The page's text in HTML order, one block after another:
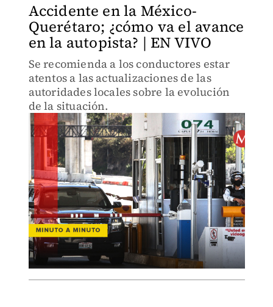
Accidente en la México-
Querétaro; ¿cómo va el avance
en la autopista? | EN VIVO
Se recomienda a los conductores estar
atentos a las actualizaciones de las
autoridades locales sobre la evolución
de la situación.